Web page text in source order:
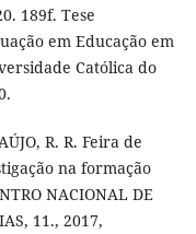
189f. Tese
em Educação em
Católica do
R. R. Feira de
na formação
NACIONAL DE
11., 2017,